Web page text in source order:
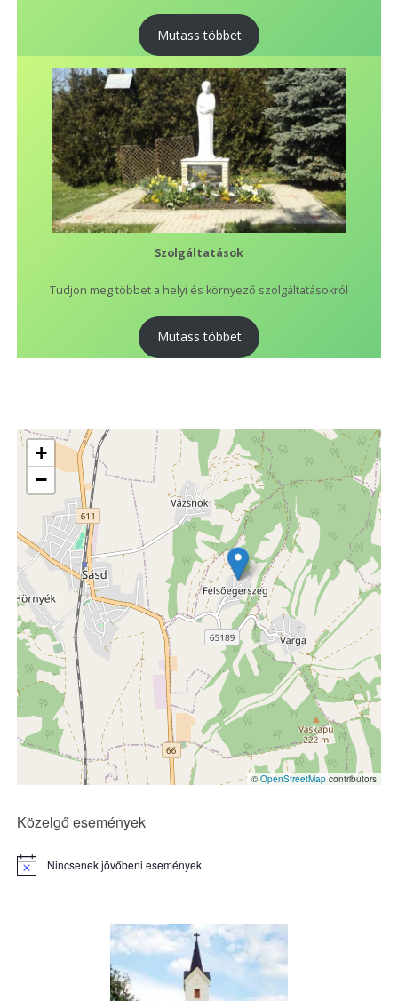
Mutass többet
Szolgáltatások
Tudjon meg többet a helyi és környező szolgáltatásokról
Mutass többet
+
−
©OpenStreetMap contributors
Közelgő események
Nincsenek jövőbeni események.